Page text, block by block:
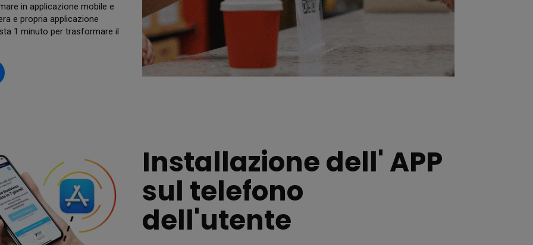
in applicazione mobile e
e propria applicazione
1 minuto per trasformare il
Installazione dell' APP
sul telefono
dell'utente